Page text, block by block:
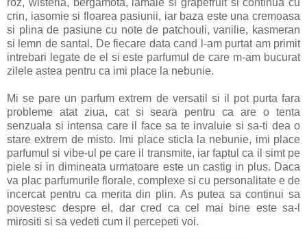
crin, iasomie si floarea pasiunii, iar baza este una cremoasa
si plina de pasiune cu note de patchouli, vanilie, kasmeran
si lemn de santal. De fiecare data cand l-am purtat am primit
intrebari legate de el si este parfumul de care m-am bucurat
zilele astea pentru ca imi place la nebunie.
Mi se pare un parfum extrem de versatil si il pot purta fara
probleme atat ziua, cat si seara pentru ca are o tenta
senzuala si intensa care il face sa te invaluie si sa-ti dea o
stare extrem de misto. Imi place sticla la nebunie, imi place
parfumul si vibe-ul pe care il transmite, iar faptul ca il simt pe
piele si in dimineata urmatoare este un castig in plus. Daca
va plac parfumurile florale, complexe si cu personalitate e de
incercat pentru ca merita din plin. As putea sa continui sa
povestesc despre el, dar cred ca cel mai bine este sa-l
mirositi si sa vedeti cum il percepeti voi.